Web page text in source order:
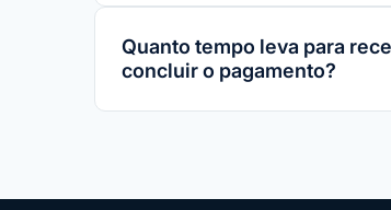
Quanto tempo leva para
concluir o pagamento?